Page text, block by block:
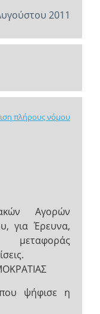
2011
πλήρους νόμου
Αγορών
για Έρευνα,
ψήφισε η